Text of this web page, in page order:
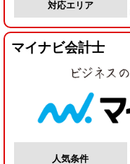
対応エリア
マイナビ会計士
人気条件